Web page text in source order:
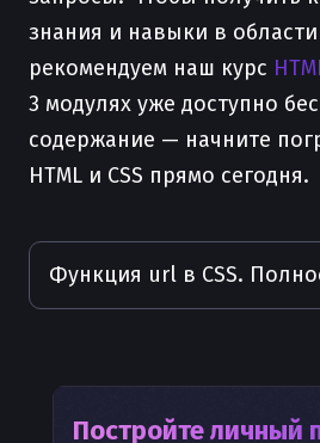
знания и навыки в
рекомендуем наш курс
3 модулях уже доступно
содержание — начните
HTML и CSS прямо сегодня.
Постройте личный